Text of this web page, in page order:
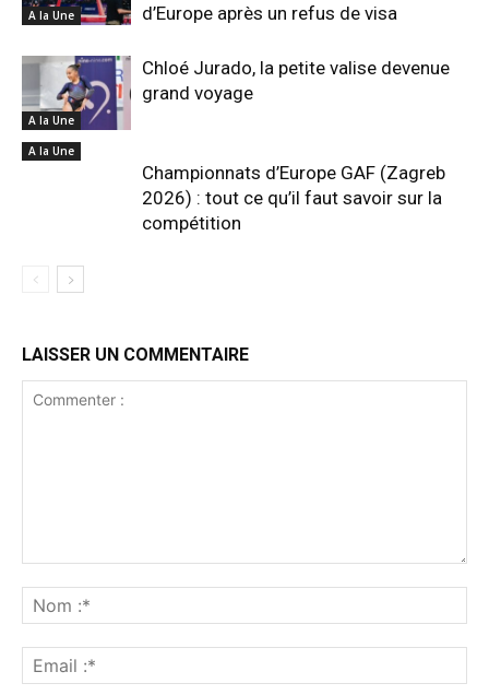
A la Une
d’Europe après un refus de visa
A la Une
Chloé Jurado, la petite valise devenue
grand voyage
A la Une
Championnats d’Europe GAF (Zagreb
2026) : tout ce qu’il faut savoir sur la
compétition
LAISSER UN COMMENTAIRE